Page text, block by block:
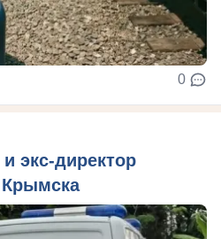
0
экс-директор